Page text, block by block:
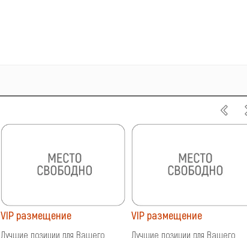
VIP размещение
Лучшие позиции для Вашего
VIP размещение
Лучшие позиции для Вашего